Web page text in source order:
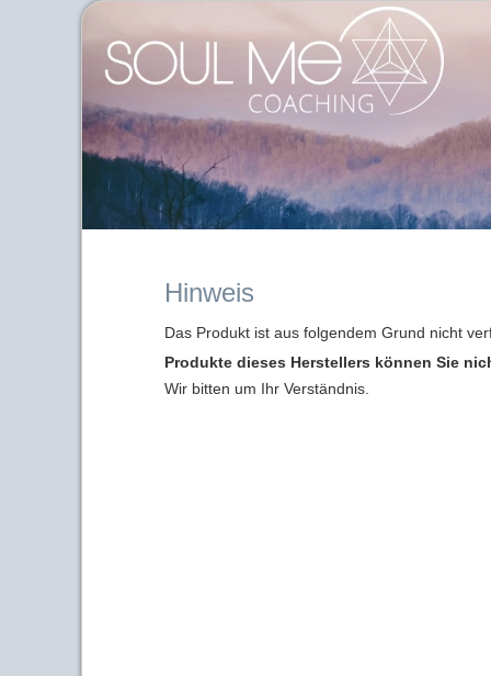
Hinweis
Das Produkt ist aus folgendem Grund nicht
Produkte dieses Herstellers können Sie
Wir bitten um Ihr Verständnis.